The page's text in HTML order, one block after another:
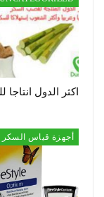
اكثر الدول انتاجا
أجهزة قياس السكر